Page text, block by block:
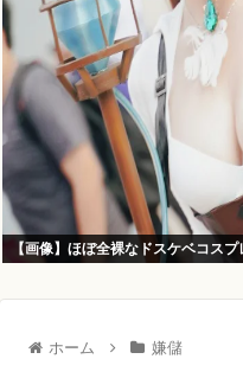
【画像】ほぼ全裸なドスケベコス
ホーム 嫌儲